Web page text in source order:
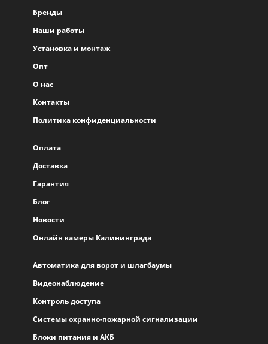
Бренды
Наши работы
Установка и монтаж
Опт
О нас
Контакты
Политика конфиденциальности
Оплата
Доставка
Гарантия
Блог
Новости
Онлайн камеры Калининграда
Автоматика для ворот и шлагбаумы
Видеонаблюдение
Контроль доступа
Системы охранно-пожарной сигнализации
Блоки питания и АКБ